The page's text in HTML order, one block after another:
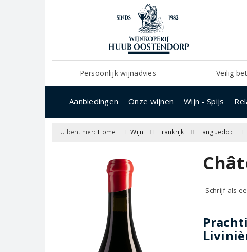
Persoonlijk wijnadvies Veilig
Aanbiedingen Onze wijnen Wijn - Spijs
U bent hier: Home Wijn Frankrijk Languedoc
Schrijf als